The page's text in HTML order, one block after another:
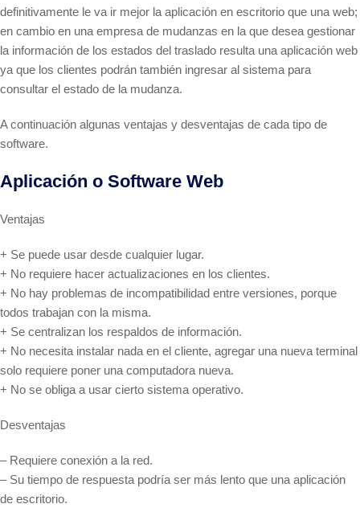
definitivamente le va ir mejor la aplicación en escritorio que una web;
en cambio en una empresa de mudanzas en la que desea gestionar
la información de los estados del traslado resulta una aplicación web
ya que los clientes podrán también ingresar al sistema para
consultar el estado de la mudanza.
A continuación algunas ventajas y desventajas de cada tipo de
software.
Aplicación o Software Web
Ventajas
+ Se puede usar desde cualquier lugar.
+ No requiere hacer actualizaciones en los clientes.
+ No hay problemas de incompatibilidad entre versiones, porque
todos trabajan con la misma.
+ Se centralizan los respaldos de información.
+ No necesita instalar nada en el cliente, agregar una nueva terminal
solo requiere poner una computadora nueva.
+ No se obliga a usar cierto sistema operativo.
Desventajas
– Requiere conexión a la red.
– Su tiempo de respuesta podría ser más lento que una aplicación
de escritorio.